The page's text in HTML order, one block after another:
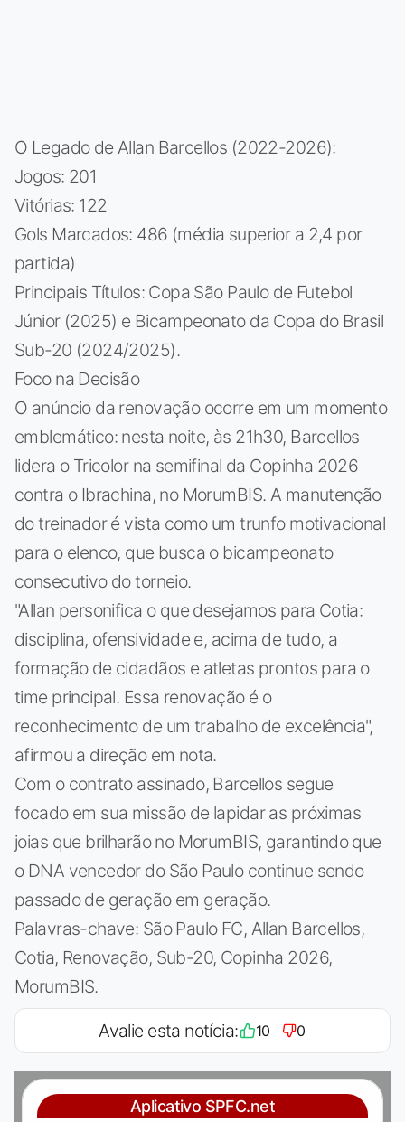
O Legado de Allan Barcellos (2022-2026):
Jogos: 201
Vitórias: 122
Gols Marcados: 486 (média superior a 2,4 por
partida)
Principais Títulos: Copa São Paulo de Futebol
Júnior (2025) e Bicampeonato da Copa do Brasil
Sub-20 (2024/2025).
Foco na Decisão
O anúncio da renovação ocorre em um momento
emblemático: nesta noite, às 21h30, Barcellos
lidera o Tricolor na semifinal da Copinha 2026
contra o Ibrachina, no MorumBIS. A manutenção
do treinador é vista como um trunfo motivacional
para o elenco, que busca o bicampeonato
consecutivo do torneio.
"Allan personifica o que desejamos para Cotia:
disciplina, ofensividade e, acima de tudo, a
formação de cidadãos e atletas prontos para o
time principal. Essa renovação é o
reconhecimento de um trabalho de excelência",
afirmou a direção em nota.
Com o contrato assinado, Barcellos segue
focado em sua missão de lapidar as próximas
joias que brilharão no MorumBIS, garantindo que
o DNA vencedor do São Paulo continue sendo
passado de geração em geração.
Palavras-chave: São Paulo FC, Allan Barcellos,
Cotia, Renovação, Sub-20, Copinha 2026,
MorumBIS.
Avalie esta notícia: 10 0
Aplicativo SPFC.net